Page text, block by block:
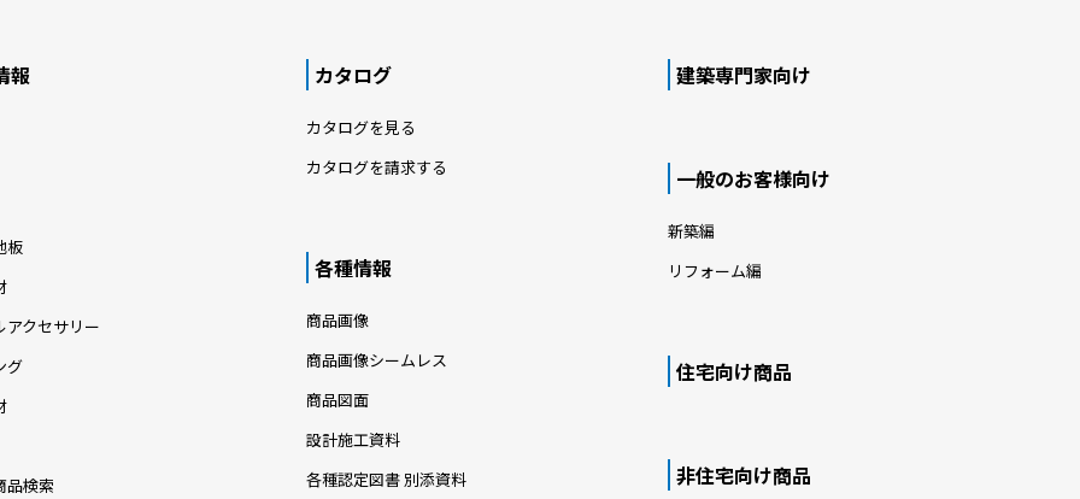
報
板
アクセサリー
グ
品検索
カタログ
カタログを見る
カタログを請求する
各種情報
商品画像
商品画像シームレス
商品図面
設計施工資料
各種認定図書 別添資料
建築専門家向け
一般のお客様向け
新築編
リフォーム編
住宅向け商品
非住宅向け商品